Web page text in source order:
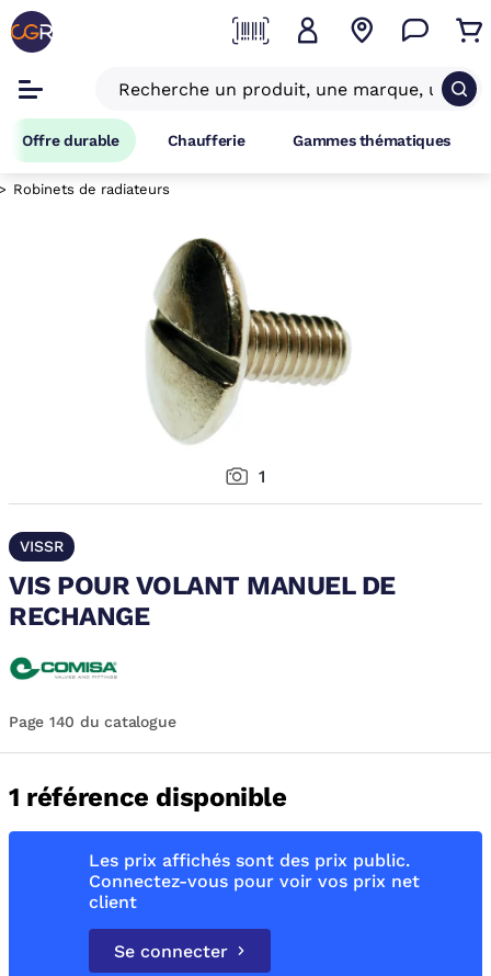
Offre durable Chaufferie Gammes thématiques
Robinets de radiateurs
1
VISSR
VIS POUR VOLANT MANUEL DE
RECHANGE
Page 140 du catalogue
1 référence disponible
Les prix affichés sont des prix public.
Connectez-vous pour voir vos prix net
client
Se connecter